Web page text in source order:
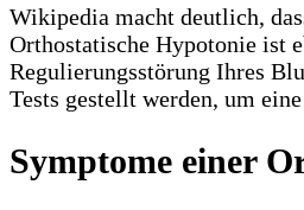
Wikipedia macht deutlich,
Orthostatische Hypotonie ist
Regulierungsstörung Ihres
Tests gestellt werden, um
Symptome einer